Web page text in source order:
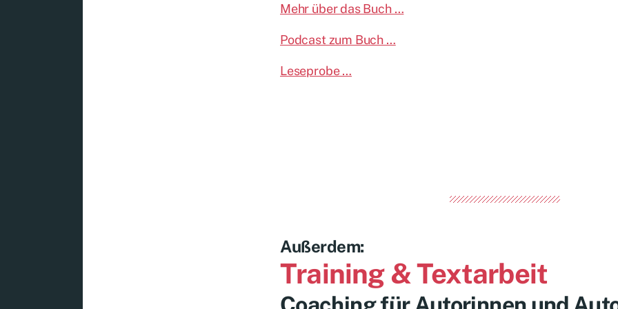
Mehr über das Buch …
Podcast zum Buch …
Leseprobe …
Außerdem:
Training & Textarbeit